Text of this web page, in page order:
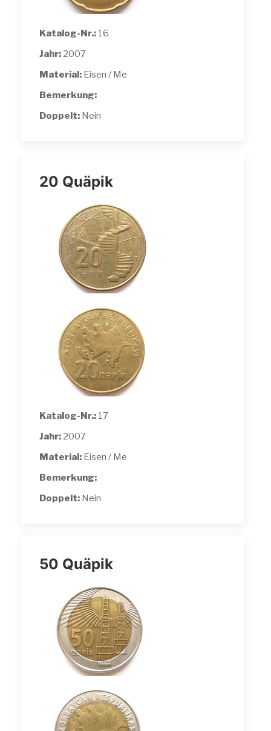
Katalog-Nr.: 16
Jahr: 2007
Material: Eisen / Me
Bemerkung:
Doppelt: Nein
20 Quäpik
Katalog-Nr.: 17
Jahr: 2007
Material: Eisen / Me
Bemerkung:
Doppelt: Nein
50 Quäpik